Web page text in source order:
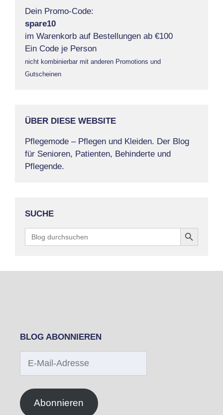
Dein Promo-Code:
spare10
im Warenkorb auf Bestellungen ab €100
Ein Code je Person
nicht kombinierbar mit anderen Promotions und
Gutscheinen
ÜBER DIESE WEBSITE
Pflegemode – Pflegen und Kleiden. Der Blog
für Senioren, Patienten, Behinderte und
Pflegende.
SUCHE
for:
Search Button
BLOG ABONNIEREN
Abonnieren